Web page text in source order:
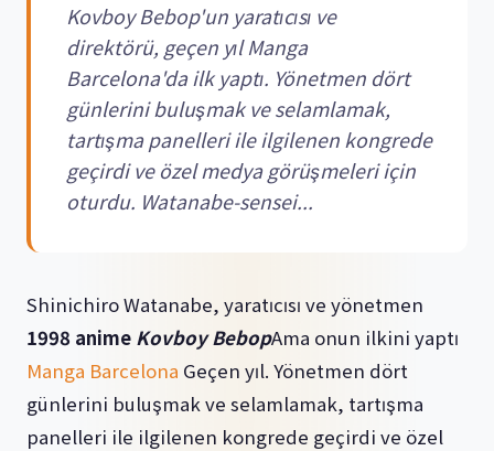
Kovboy Bebop'un yaratıcısı ve
direktörü, geçen yıl Manga
Barcelona'da ilk yaptı. Yönetmen dört
günlerini buluşmak ve selamlamak,
tartışma panelleri ile ilgilenen kongrede
geçirdi ve özel medya görüşmeleri için
oturdu. Watanabe-sensei...
Shinichiro Watanabe, yaratıcısı ve yönetmen
1998 anime Kovboy BebopAma onun ilkini yaptı
Manga Barcelona Geçen yıl. Yönetmen dört
günlerini buluşmak ve selamlamak, tartışma
panelleri ile ilgilenen kongrede geçirdi ve özel